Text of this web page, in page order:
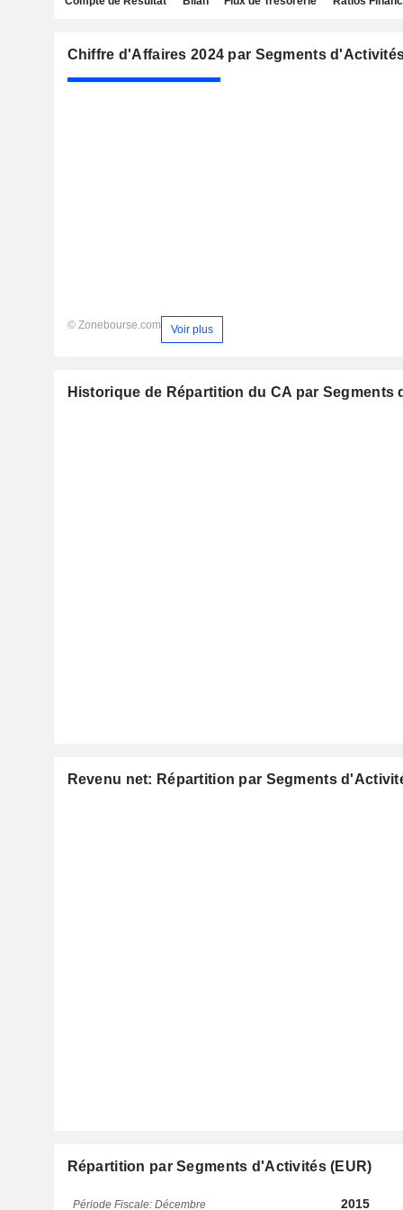
Chiffre d'Affaires 2024 par Segments
© Zonebourse.com Voir plus
Historique de Répartition du CA par Segments
Revenu net: Répartition par Segments
Répartition par Segments d'Activités (EUR)
Période Fiscale: Décembre 2015